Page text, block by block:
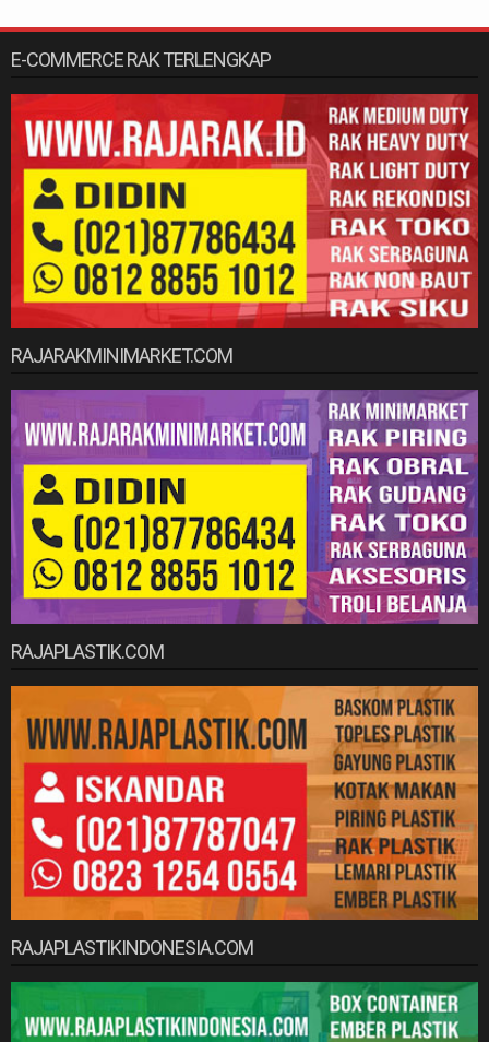
E-COMMERCE RAK TERLENGKAP
RAJARAKMINIMARKET.COM
RAJAPLASTIK.COM
RAJAPLASTIKINDONESIA.COM